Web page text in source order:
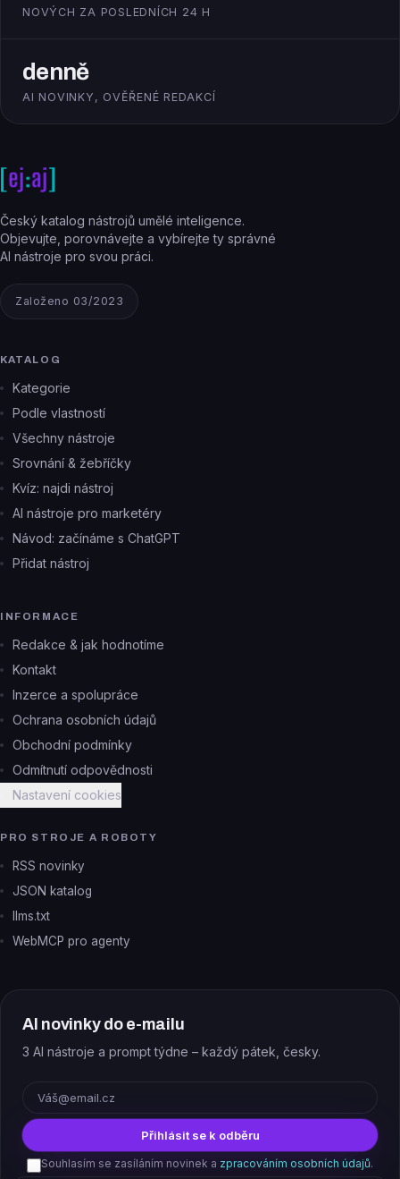
NOVÝCH ZA POSLEDNÍCH 24 H
denně
AI NOVINKY, OVĚŘENÉ REDAKCÍ
Český katalog nástrojů umělé inteligence.
Objevujte, porovnávejte a vybírejte ty správné
AI nástroje pro svou práci.
Založeno 03/2023
KATALOG
Kategorie
Podle vlastností
Všechny nástroje
Srovnání & žebříčky
Kvíz: najdi nástroj
AI nástroje pro marketéry
Návod: začínáme s ChatGPT
Přidat nástroj
INFORMACE
Redakce & jak hodnotíme
Kontakt
Inzerce a spolupráce
Ochrana osobních údajů
Obchodní podmínky
Odmítnutí odpovědnosti
Nastavení cookies
PRO STROJE A ROBOTY
RSS novinky
JSON katalog
llms.txt
WebMCP pro agenty
AI novinky do e-mailu
3 AI nástroje a prompt týdne – každý pátek, česky.
Přihlásit se k odběru
Souhlasím se zasíláním novinek a zpracováním osobních údajů.